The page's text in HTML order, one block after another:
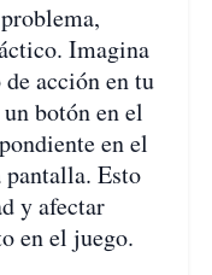
Imagina
acción en tu
botón en el
en el
pantalla. Esto
y afectar
en el juego.